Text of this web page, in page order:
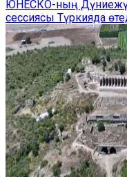
ЮНЕСКО-ның
сессиясы Түркияда